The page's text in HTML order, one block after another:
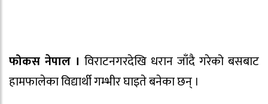
फोकस नेपाल । विराटनगरदेखि धरान जाँदै गरेको बसबाट
हामफालेका विद्यार्थी गम्भीर घाइते बनेका छन् ।